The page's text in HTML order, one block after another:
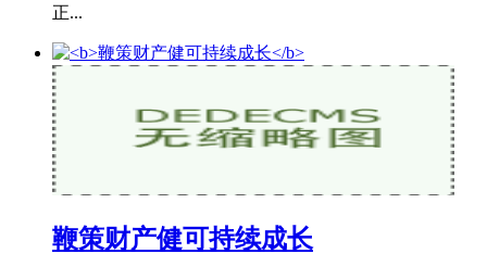
正...
鞭策财产健可持续成长